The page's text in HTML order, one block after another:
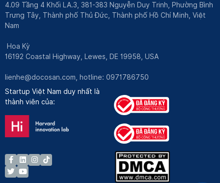
4.09 Tầng 4 Khối LA.3, 381-383 Nguyễn Duy Trinh, Phường Bình
Trưng Tây, Thành phố Thủ Đức, Thành phố Hồ Chí Minh, Việt
Nam
Hoa Kỳ
16192 Coastal Highway, Lewes, DE 19958, USA
lienhe@docosan.com , hotline: 0971786750
Startup Việt Nam duy nhất là
thành viên của: